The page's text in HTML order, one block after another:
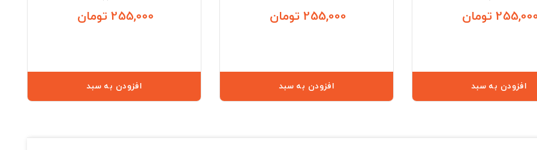
تومان
افزودن به سبد
255,000 تومان
افزودن به سبد
255,000 تومان
افزودن به سبد